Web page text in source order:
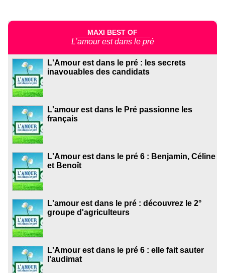
MAXI BEST OF
L’amour est dans le pré
L'Amour est dans le pré : les secrets
inavouables des candidats
L'amour est dans le Pré passionne les
français
L'Amour est dans le pré 6 : Benjamin, Céline
et Benoît
L'amour est dans le pré : découvrez le 2°
groupe d'agriculteurs
L'Amour est dans le pré 6 : elle fait sauter
l'audimat